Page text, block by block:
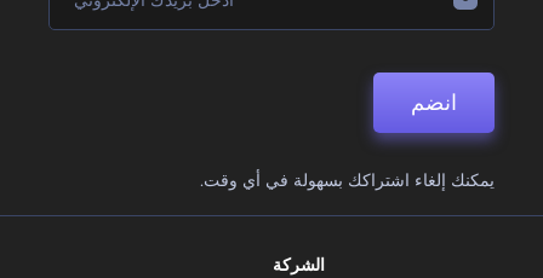
انضم
يمكنك إلغاء اشتراكك بسهولة في أي وقت.
الشركة